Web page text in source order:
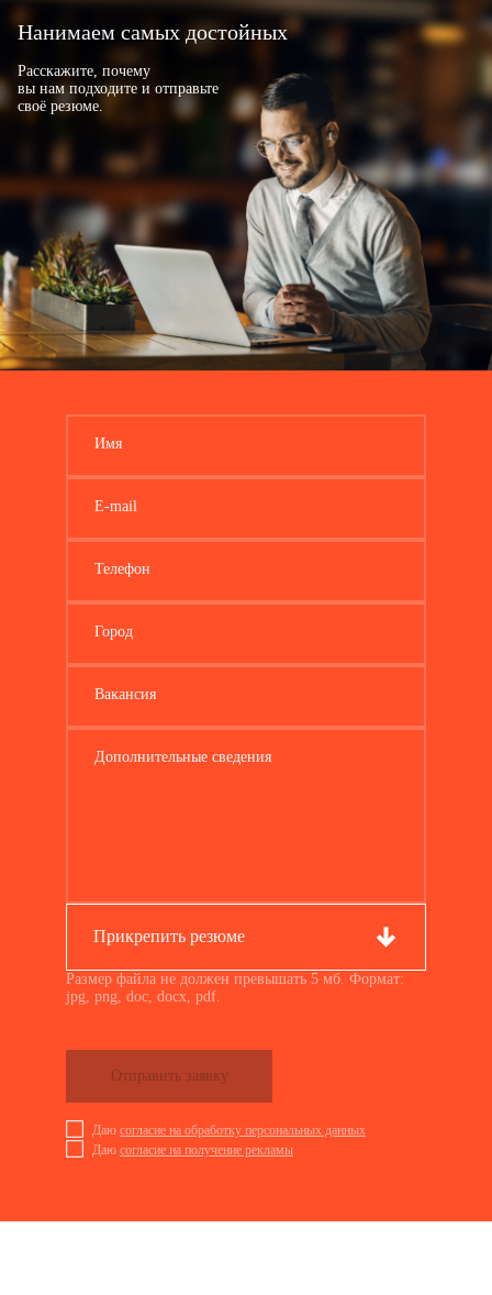
Нанимаем самых достойных
Расскажите, почему
вы нам подходите и отправьте
своё резюме.
Имя
E-mail
Телефон
Город
Вакансия
Дополнительные сведения
Прикрепить резюме
Размер файла не должен превышать 5 мб. Формат:
jpg, png, doc, docx, pdf.
Отправить заявку
Даю согласие на обработку персональных данных
Даю согласие на получение рекламы